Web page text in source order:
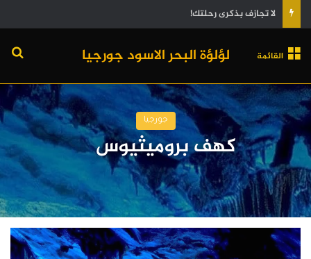
لا تجازف بذكرى رحلتك!
لؤلؤة البحر الاسود جورجيا القائمة
جورجيا
كهف بروميثيوس